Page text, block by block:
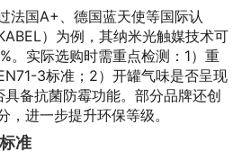
法国A+、德国蓝天使等国际认
）为例，其纳米光触媒技术可
。实际选购时需重点检测：1）重
3标准；2）开罐气味是否呈现
备抗菌防霉功能。部分品牌还创
，进一步提升环保等级。
准